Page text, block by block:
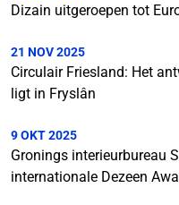
Dizain uitgeroepen tot
21 NOV 2025
Circulair Friesland: Het
ligt in Fryslân
9 OKT 2025
Gronings interieurbureau
internationale Dezeen